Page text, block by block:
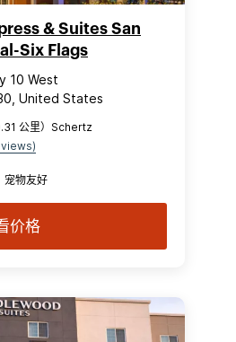
& Suites San
Six Flags
10 West
United States
公里）Schertz
宠物友好
价格